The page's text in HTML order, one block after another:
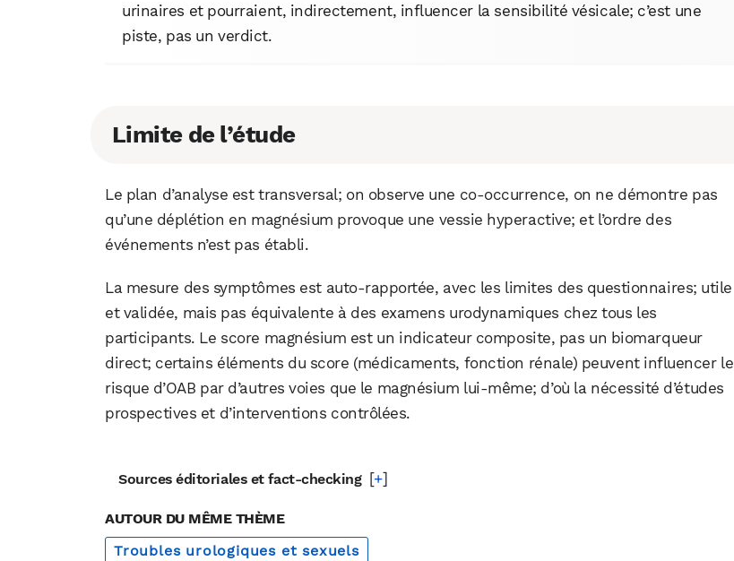
urinaires et pourraient, indirectement, influencer la sensibilité vésicale; c’est une
piste, pas un verdict.
Limite de l’étude
Le plan d’analyse est transversal; on observe une co‑occurrence, on ne démontre pas
qu’une déplétion en magnésium provoque une vessie hyperactive; et l’ordre des
événements n’est pas établi.
La mesure des symptômes est auto‑rapportée, avec les limites des questionnaires; utile
et validée, mais pas équivalente à des examens urodynamiques chez tous les
participants. Le score magnésium est un indicateur composite, pas un biomarqueur
direct; certains éléments du score (médicaments, fonction rénale) peuvent influencer le
risque d’OAB par d’autres voies que le magnésium lui‑même; d’où la nécessité d’études
prospectives et d’interventions contrôlées.
Sources éditoriales et fact-checking [+]
AUTOUR DU MÊME THÈME
Troubles urologiques et sexuels